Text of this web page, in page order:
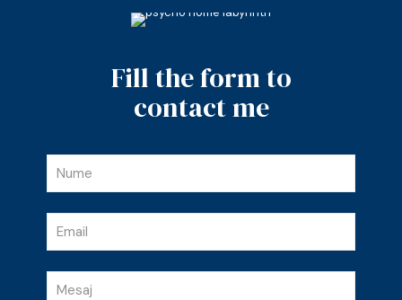
Fill the form to
contact me